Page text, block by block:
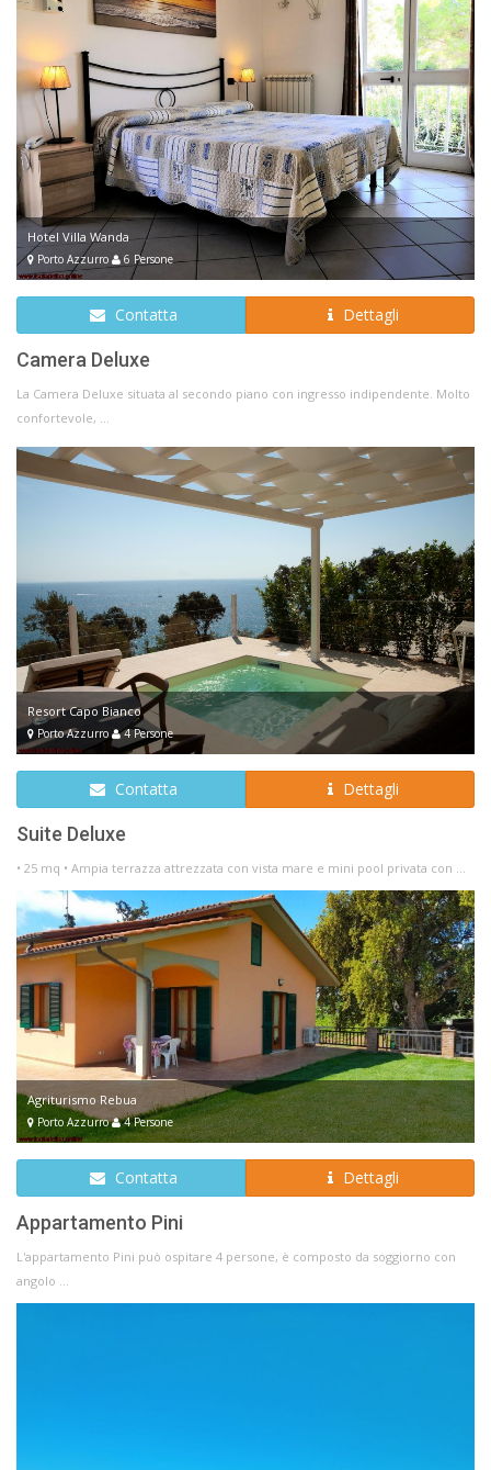
Hotel Villa Wanda
Porto Azzurro 6 Persone
Contatta Dettagli
Camera Deluxe
La Camera Deluxe situata al secondo piano con ingresso indipendente. Molto
confortevole, ...
Resort Capo Bianco
Porto Azzurro 4 Persone
Contatta Dettagli
Suite Deluxe
• 25 mq • Ampia terrazza attrezzata con vista mare e mini pool privata con ...
Agriturismo Rebua
Porto Azzurro 4 Persone
Contatta Dettagli
Appartamento Pini
L'appartamento Pini può ospitare 4 persone, è composto da soggiorno con
angolo ...